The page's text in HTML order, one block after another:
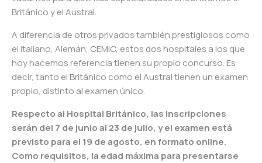
Británico y el Austral.
A diferencia de otros privados también prestigiosos como
el Italiano, Alemán, CEMIC, estos dos hospitales a los que
hoy hacemos referencia tienen su propio concurso. Es
decir, tanto el Británico como el Austral tienen un examen
propio, distinto al examen único.
Respecto al Hospital Británico, las inscripciones
serán del 7 de junio al 23 de julio, y el examen está
previsto para el 19 de agosto, en formato online.
Como requisitos, la edad máxima para presentarse